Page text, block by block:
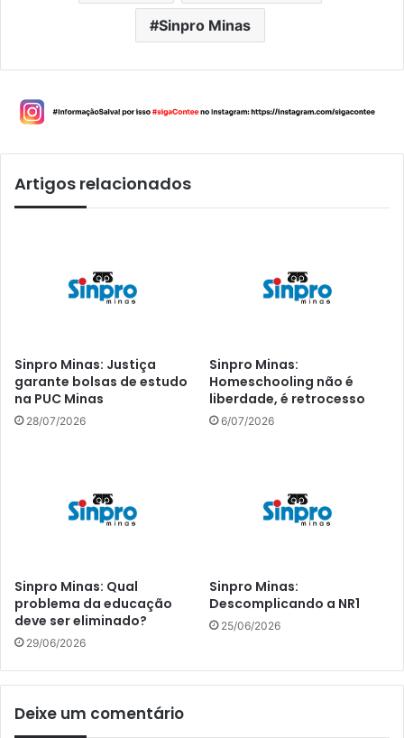
Sinpro Minas
Artigos relacionados
Sinpro Minas: Justiça
garante bolsas de estudo
na PUC Minas
28/07/2026
Sinpro Minas:
Homeschooling não é
liberdade, é retrocesso
6/07/2026
Sinpro Minas: Qual
problema da educação
deve ser eliminado?
29/06/2026
Sinpro Minas:
Descomplicando a NR1
25/06/2026
Deixe um comentário